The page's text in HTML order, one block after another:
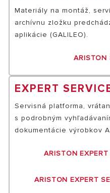
Materiály na montáž,
archívnu zložku
aplikácie (GALILEO).
ARISTON
EXPERT
Servisná platforma,
s podrobným
dokumentácie výrobkov
ARISTON
ARISTON EXPERT